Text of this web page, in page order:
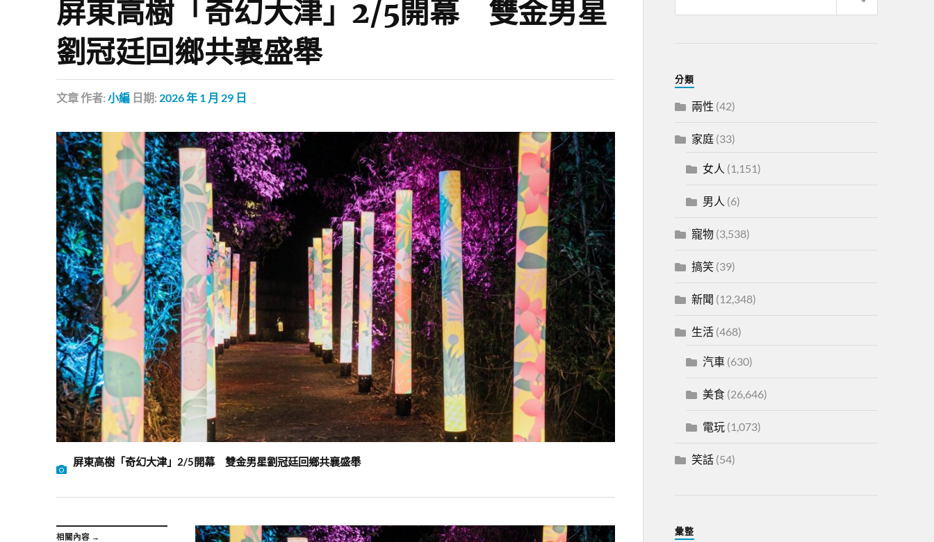
屏東高樹「奇幻大津」2/5開幕 雙金男星
劉冠廷回鄉共襄盛舉
文章作者: 小編 日期: 2026 年 1 月 29 日
屏東高樹「奇幻大津」2/5開幕 雙金男星劉冠廷回鄉共襄盛舉
相關內容 →
分類
兩性 (42)
家庭(33)
女人 (1,151)
男人 (6)
寵物(3,538)
搞笑(39)
新聞 (12,348)
生活(468)
汽車(630)
美食(26,646)
電玩(1,073)
笑話(54)
彙整